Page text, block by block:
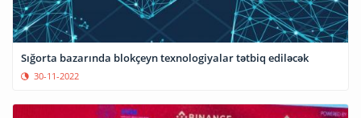
Sığorta bazarında blokçeyn texnologiyalar tətbiq ediləcək
30-11-2022